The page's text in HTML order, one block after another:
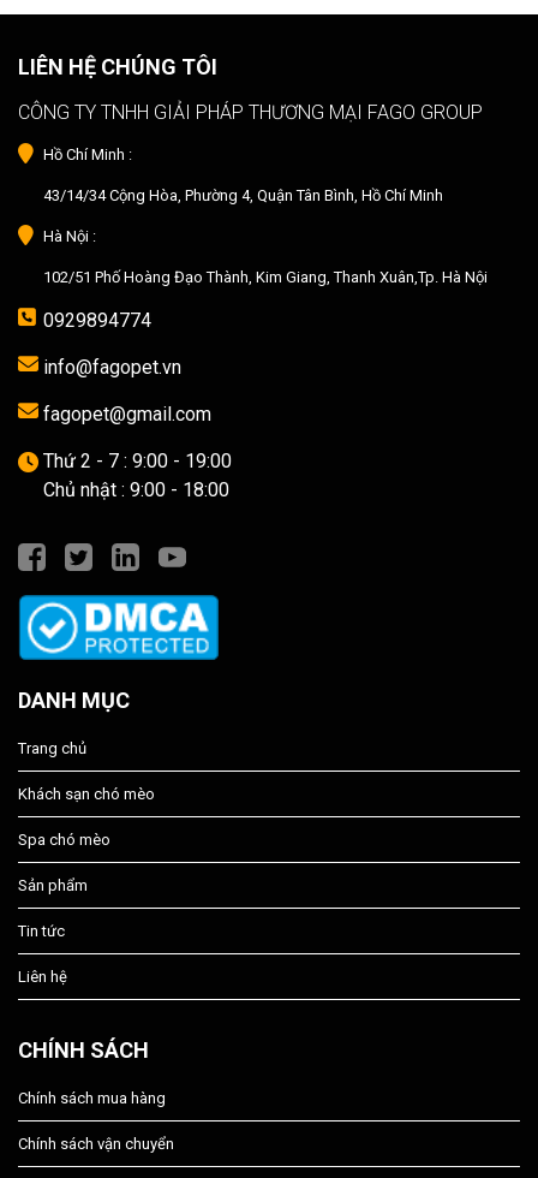
LIÊN HỆ CHÚNG TÔI
CÔNG TY TNHH GIẢI PHÁP THƯƠNG MẠI FAGO GROUP
Hồ Chí Minh :
43/14/34 Cộng Hòa, Phường 4, Quận Tân Bình, Hồ Chí Minh
Hà Nội :
102/51 Phố Hoàng Đạo Thành, Kim Giang, Thanh Xuân,Tp. Hà Nội
0929894774
info@fagopet.vn
fagopet@gmail.com
Thứ 2 - 7 : 9:00 - 19:00
Chủ nhật : 9:00 - 18:00
DANH MỤC
Trang chủ
Khách sạn chó mèo
Spa chó mèo
Sản phẩm
Tin tức
Liên hệ
CHÍNH SÁCH
Chính sách mua hàng
Chính sách vận chuyển